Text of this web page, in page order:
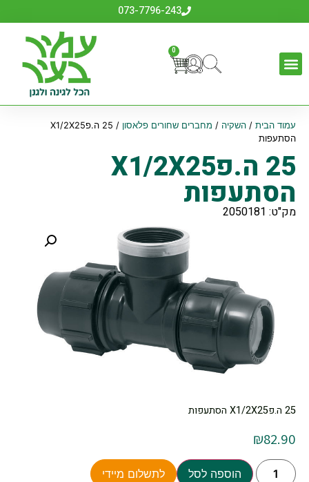
073-7796-243
0
עמוד הבית/ השקיה / מחברים שחורים פלאסון
/ 25 ה.פX1/2X25
הסתעפות
25 ה.פX1/2X25
הסתעפות
מק"ט: 2050181
25 ה.פX1/2X25 הסתעפות
₪82.90
הוספה לסל לתשלום מיידי